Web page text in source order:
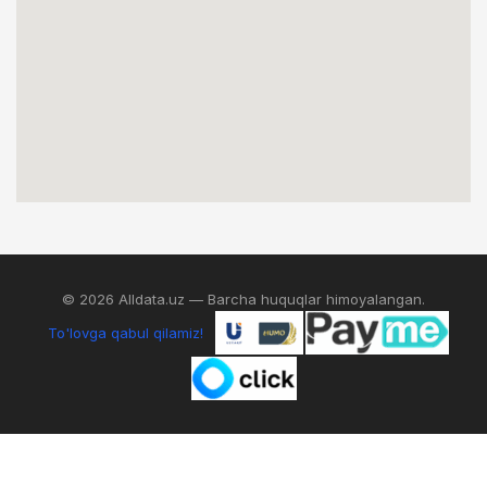
© 2026 Alldata.uz — Barcha huquqlar himoyalangan.
To'lovga qabul qilamiz!